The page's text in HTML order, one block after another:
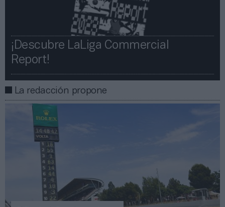
¡Descubre LaLiga Commercial
Report!​​
La redacción propone